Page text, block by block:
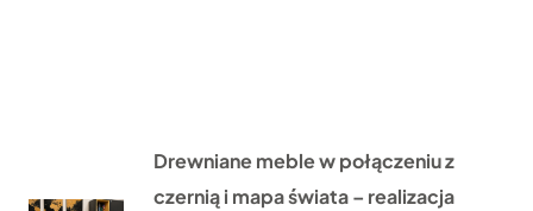
Drewniane meble w połączeniu z
czernią i mapa świata – realizacja